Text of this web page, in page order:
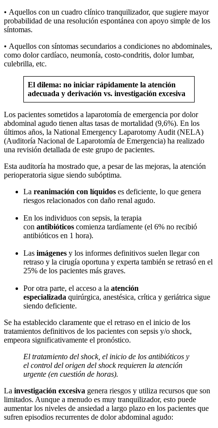
• Aquellos con un cuadro clínico tranquilizador, que sugiere mayor
probabilidad de una resolución espontánea con apoyo simple de los
síntomas.
• Aquellos con síntomas secundarios a condiciones no abdominales,
como dolor cardíaco, neumonía, costo-condritis, dolor lumbar,
culebrilla, etc.
El dilema: no iniciar rápidamente la atención
adecuada y derivación vs. investigación excesiva
Los pacientes sometidos a laparotomía de emergencia por dolor
abdominal agudo tienen altas tasas de mortalidad (9,6%). En los
últimos años, la National Emergency Laparotomy Audit (NELA)
(Auditoría Nacional de Laparotomía de Emergencia) ha realizado
una revisión detallada de este grupo de pacientes.
Esta auditoría ha mostrado que, a pesar de las mejoras, la atención
perioperatoria sigue siendo subóptima.
La reanimación con líquidos es deficiente, lo que genera
riesgos relacionados con daño renal agudo.
En los individuos con sepsis, la terapia
con antibióticos comienza tardíamente (el 6% no recibió
antibióticos en 1 hora).
Las imágenes y los informes definitivos suelen llegar con
retraso y la cirugía oportuna y experta también se retrasó en el
25% de los pacientes más graves.
Por otra parte, el acceso a la atención
especializada quirúrgica, anestésica, crítica y geriátrica sigue
siendo deficiente.
Se ha establecido claramente que el retraso en el inicio de los
tratamientos definitivos de los pacientes con sepsis y/o shock,
empeora significativamente el pronóstico.
El tratamiento del shock, el inicio de los antibióticos y
el control del origen del shock requieren la atención
urgente (en cuestión de horas).
La investigación excesiva genera riesgos y utiliza recursos que son
limitados. Aunque a menudo es muy tranquilizador, esto puede
aumentar los niveles de ansiedad a largo plazo en los pacientes que
sufren episodios recurrentes de dolor abdominal agudo: